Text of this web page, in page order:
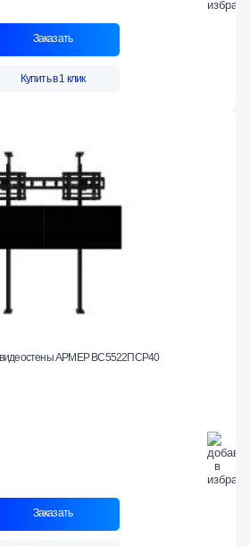
Заказать
Купить в 1 клик
видеостены АРМЕР ВС5522ПСР40
Заказать